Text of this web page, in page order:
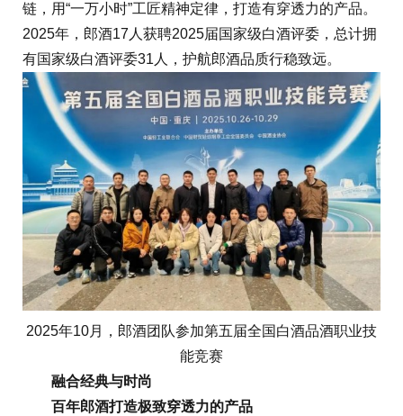
链，用“一万小时”工匠精神定律，打造有穿透力的产品。
2025年，郎酒17人获聘2025届国家级白酒评委，总计拥
有国家级白酒评委31人，护航郎酒品质行稳致远。
2025年10月，郎酒团队参加第五届全国白酒品酒职业技
能竞赛
融合经典与时尚
百年郎酒打造极致穿透力的产品